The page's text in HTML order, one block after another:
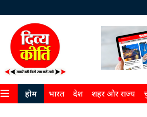
होम भारत देश शहर और राज्य